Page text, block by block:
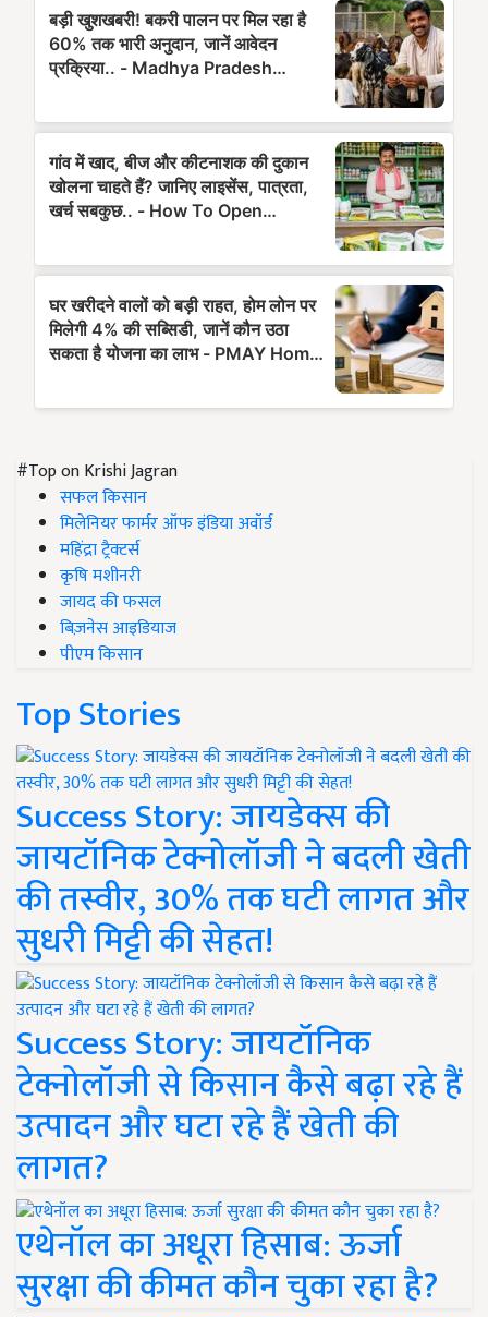
#Top on Krishi Jagran
सफल किसान
मिलेनियर फार्मर ऑफ इंडिया अवॉर्ड
महिंद्रा ट्रैक्टर्स
कृषि मशीनरी
जायद की फसल
बिज़नेस आइडियाज
पीएम किसान
Top Stories
Success Story: जायडेक्स की
जायटॉनिक टेक्नोलॉजी ने बदली खेती
की तस्वीर, 30% तक घटी लागत और
सुधरी मिट्टी की सेहत!
Success Story: जायटॉनिक
टेक्नोलॉजी से किसान कैसे बढ़ा रहे हैं
उत्पादन और घटा रहे हैं खेती की
लागत?
एथेनॉल का अधूरा हिसाब: ऊर्जा
सुरक्षा की कीमत कौन चुका रहा है?